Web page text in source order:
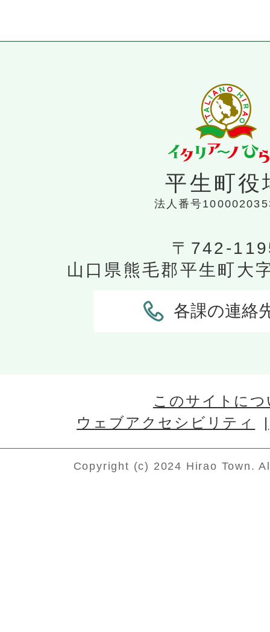
平生町役
法人番号
〒742-
山口県熊毛郡平生町大
各課の連絡
このサイトに
ウェブアクセシビリティ
Copyright (c) 2024 Hirao Town.